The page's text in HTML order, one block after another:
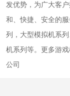
发优势，为广大客
和、快捷、安全的
列，大型模拟机系
机系列等。更多游
公司